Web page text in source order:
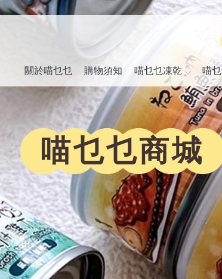
關於喵乜乜 購物須知 喵乜乜凍乾 喵
喵乜乜商城